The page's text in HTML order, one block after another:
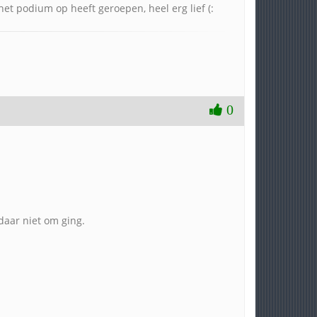
podium op heeft geroepen, heel erg lief (:
0
niet om ging.